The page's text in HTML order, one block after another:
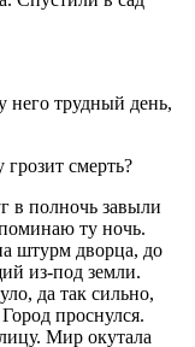
него трудный день,
смерть?
полночь завыли
ту ночь.
штурм дворца, до
из-под земли.
да так сильно,
проснулся.
Мир окутала